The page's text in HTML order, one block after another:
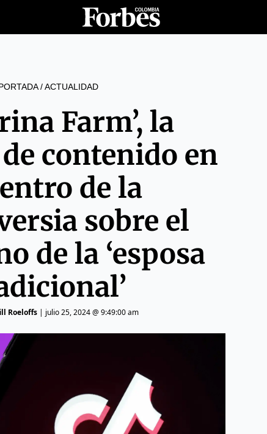
/ACTUALIDAD
Farm’, la
contenido en
de la
sobre el
de la ‘esposa
Roeloffs| julio 25, 2024 @ 9:49:00 am